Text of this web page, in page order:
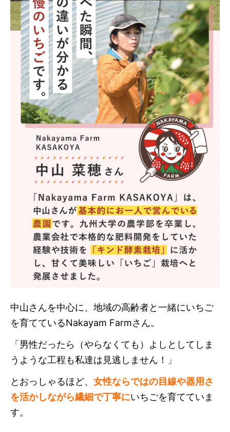
中山さんを中心に、地域の高齢者と一緒にいちご
を育てているNakayam Farmさん。
「男性だったら（やらなくても）よしとしてしま
うような工程も私達は見逃しません！」
とおっしゃるほど、 女性ならではの目線や器用さ
を活かしながら繊細で丁寧にいちごを育てていま
す。